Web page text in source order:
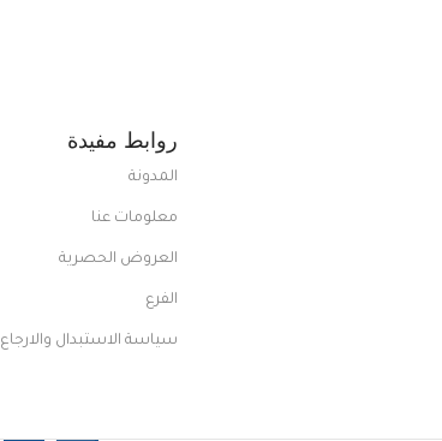
روابط مفيدة
المدونة
معلومات عنا
العروض الحصرية
الفرع
سياسة الاستبدال والارجاع